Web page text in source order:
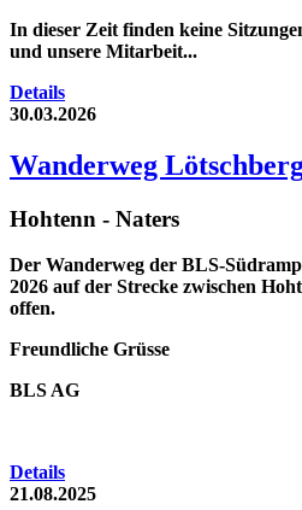
In dieser Zeit finden keine
und unsere Mitarbeit...
Details
30.03.2026
Wanderweg
Hohtenn - Naters
Der Wanderweg der BLS-
2026 auf der Strecke zwischen
offen.
Freundliche Grüsse
BLS AG
Details
21.08.2025